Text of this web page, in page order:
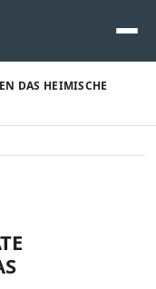
DAS HEIMISCHE